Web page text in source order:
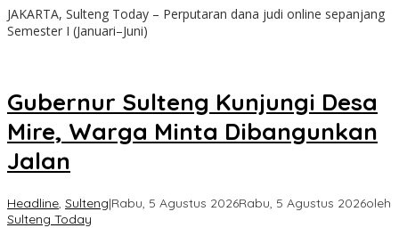
JAKARTA, Sulteng Today – Perputaran dana judi online sepanjang
Semester I (Januari–Juni)
Gubernur Sulteng Kunjungi Desa
Mire, Warga Minta Dibangunkan
Jalan
Headline, Sulteng|Rabu, 5 Agustus 2026Rabu, 5 Agustus 2026oleh
Sulteng Today